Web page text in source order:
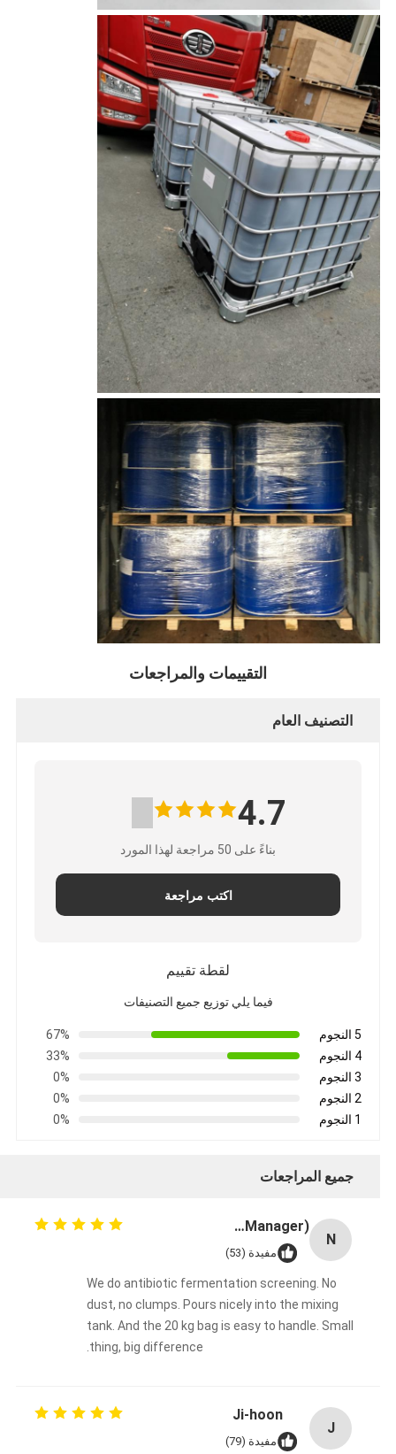
التقييمات والمراجعات
التصنيف العام
4.7
بناءً على 50 مراجعة لهذا المورد
اكتب مراجعة
لقطة تقييم
فيما يلي توزيع جميع التصنيفات
5 النجوم
67%
4 النجوم
33%
3 النجوم
0%
2 النجوم
0%
1 النجوم
0%
جميع المراجعات
N
Nasser (R&D Manager)
مفيدة (53)
We do antibiotic fermentation screening. No
dust, no clumps. Pours nicely into the mixing
tank. And the 20 kg bag is easy to handle. Small
thing, big difference.
J
Ji‑hoon
مفيدة (79)